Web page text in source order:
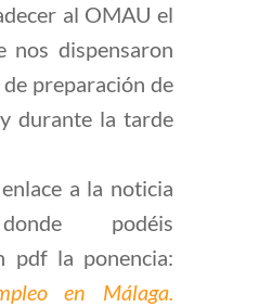
al OMAU el
nos dispensaron
preparación de
durante la tarde
a la noticia
podéis
pdf la ponencia:
en Málaga.